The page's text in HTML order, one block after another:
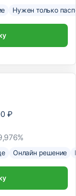
Нужен только
₽
Онлайн решение